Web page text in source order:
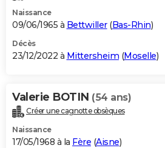
Naissance
09/06/1965 à Bettwiller(Bas-Rhin)
Décès
23/12/2022 à Mittersheim (Moselle)
Valerie BOTIN (54 ans)
Créer une cagnotte obsèques
Naissance
17/05/1968 à la Fère (Aisne)